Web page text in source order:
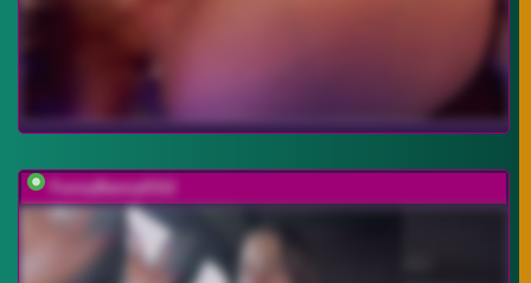
FunnyBanny0312